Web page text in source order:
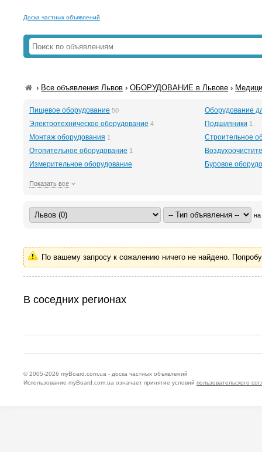
Доска частных объявлений
› Все объявления Львов ›ОБОРУДОВАНИЕ в Львове ›
Пищевое оборудование 50
Оборудование
Электротехническое оборудование 4 Подшипники 1
Монтаж оборудования 1
Строительное
Отопительное оборудование 1
Измерительное оборудование
Буровое
Показать все
на
По вашему запросу к сожалению ничего не найдено.
В соседних регионах
© 2005-2026 myBoard.com.ua - доска частных объявлений
Использование myBoard.com.ua означает принятие условий пользовательского